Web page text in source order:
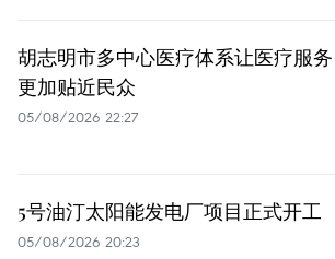
胡志明市多中心医疗体系让医疗服务
更加贴近民众
05/08/2026 22:27
5号油汀太阳能发电厂项目正式开工
05/08/2026 20:23